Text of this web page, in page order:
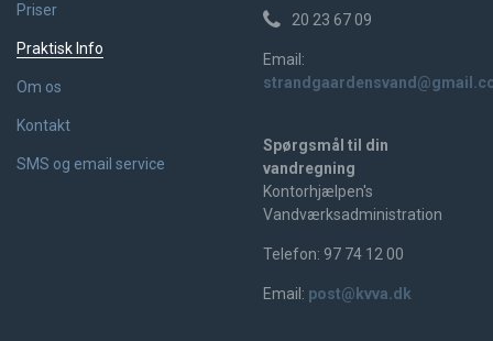
Priser
Praktisk Info
Om os
Kontakt
SMS og email service
20 23 67 09
Email:
Spørgsmål til din
vandregning
Kontorhjælpen's
Vandværksadministration
Telefon: 97 74 12 00
Email: post@kvva.dk